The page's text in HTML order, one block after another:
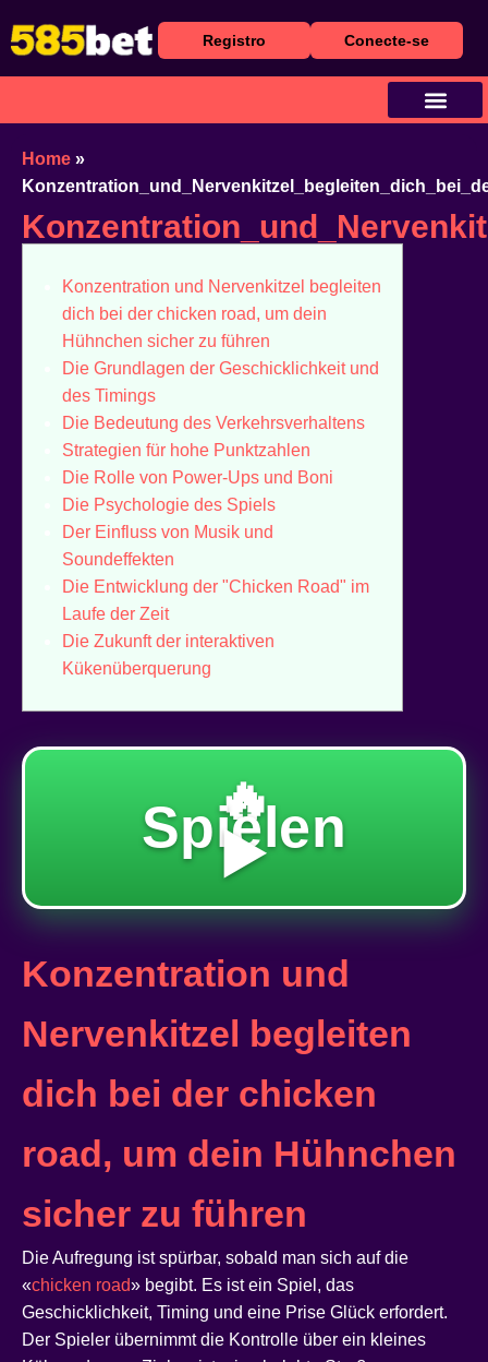
Registro Conecte-se
Home »
Konzentration und Nervenkitzel begleiten
dich bei der chicken road, um dein
Hühnchen sicher zu führen
Die Grundlagen der Geschicklichkeit und
des Timings
Die Bedeutung des Verkehrsverhaltens
Strategien für hohe Punktzahlen
Die Rolle von Power-Ups und Boni
Die Psychologie des Spiels
Der Einfluss von Musik und
Soundeffekten
Die Entwicklung der "Chicken Road" im
Laufe der Zeit
Die Zukunft der interaktiven
Kükenüberquerung
🔥
Spielen
▶️
Konzentration und
Nervenkitzel begleiten
dich bei der chicken
road, um dein Hühnchen
sicher zu führen
Die Aufregung ist spürbar, sobald man sich auf die
«chicken road» begibt. Es ist ein Spiel, das
Geschicklichkeit, Timing und eine Prise Glück erfordert.
Der Spieler übernimmt die Kontrolle über ein kleines